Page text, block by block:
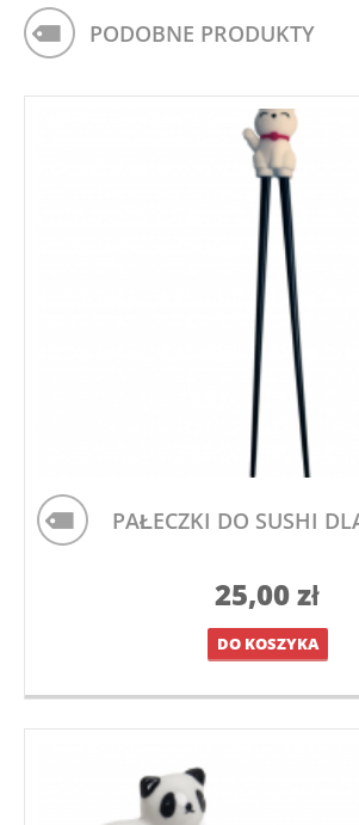
PODOBNE PRODUKTY
PAŁECZKI DO SUSHI
25,00zł
DO KOSZYKA